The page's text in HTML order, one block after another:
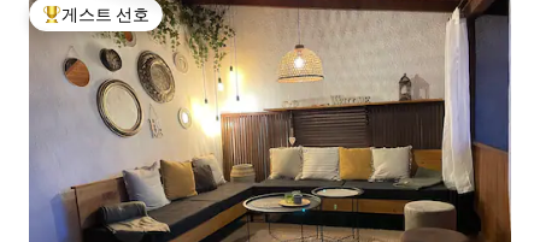
상위 게스트 선호
게스트 선호